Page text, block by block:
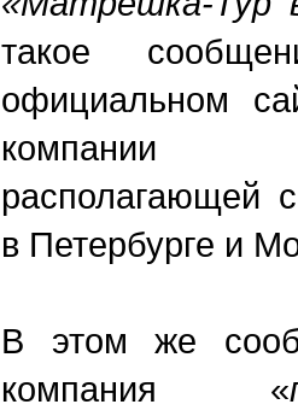
такое
официальном
компании
располагающей
в Петербурге и
В этом же
компания «